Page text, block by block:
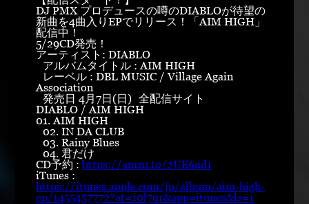
DJ PMX プロデュースの噂のDIABLOが待望の
新曲を4曲入りEPでリリース！「AIM HIGH」
配信中！
5/29CD発売！
アーティスト: DIABLO
アルバムタイトル : AIM HIGH
レーベル : DBL MUSIC / Village Again
Association
発売日 4月7日(日) 全配信サイト
DIABLO / AIM HIGH
01. AIM HIGH
02. IN DA CLUB
03. Rainy Blues
04. 君だけ
CD予約 :https://amzn.to/2UE6ud1
iTunes :
https://itunes.apple.com/jp/album/aim-high-
ep/1455457772?at=10l7qr&app=itunes&ls=1